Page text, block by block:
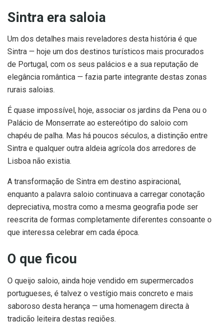
Sintra era saloia
Um dos detalhes mais reveladores desta história é que
Sintra — hoje um dos destinos turísticos mais procurados
de Portugal, com os seus palácios e a sua reputação de
elegância romântica — fazia parte integrante destas zonas
rurais saloias.
É quase impossível, hoje, associar os jardins da Pena ou o
Palácio de Monserrate ao estereótipo do saloio com
chapéu de palha. Mas há poucos séculos, a distinção entre
Sintra e qualquer outra aldeia agrícola dos arredores de
Lisboa não existia.
A transformação de Sintra em destino aspiracional,
enquanto a palavra saloio continuava a carregar conotação
depreciativa, mostra como a mesma geografia pode ser
reescrita de formas completamente diferentes consoante o
que interessa celebrar em cada época.
O que ficou
O queijo saloio, ainda hoje vendido em supermercados
portugueses, é talvez o vestígio mais concreto e mais
saboroso desta herança — uma homenagem directa à
tradição leiteira destas regiões.